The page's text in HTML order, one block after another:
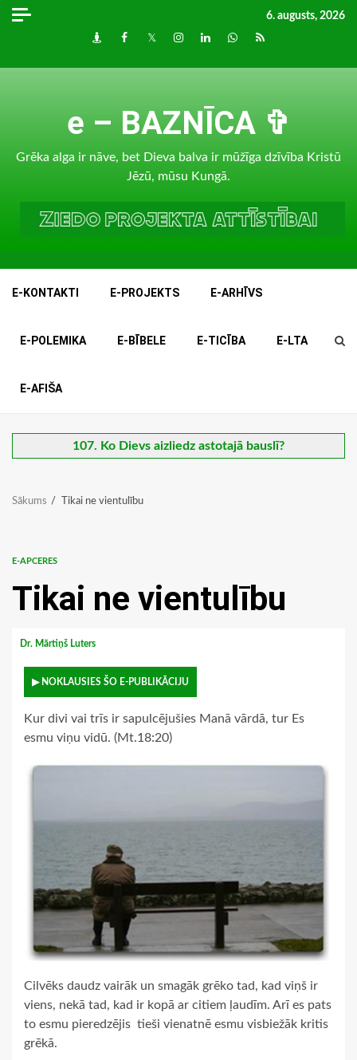
Skip
6. augusts, 2026
DraugiemFacebook
TwitterInstagram
LinkedInwhatsapp
RSS
e – BAZNĪCA ✞
Grēka alga ir nāve, bet Dieva balva ir mūžīga dzīvība Kristū
Jēzū, mūsu Kungā.
E-KONTAKTI E-PROJEKTS E-ARHĪVS
E-POLEMIKA E-BĪBELE E-TICĪBA E-LTA
E-AFIŠA
107. Ko Dievs aizliedz astotajā bauslī?
Sākums Tikai ne vientulību
E-APCERES
Tikai ne vientulību
Dr. Mārtiņš Luters
▶ NOKLAUSIES ŠO E-PUBLIKĀCIJU
Kur divi vai trīs ir sapulcējušies Manā vārdā, tur Es
esmu viņu vidū. (Mt.18:20)
Cilvēks daudz vairāk un smagāk grēko tad, kad viņš ir
viens, nekā tad, kad ir kopā ar citiem ļaudīm. Arī es pats
to esmu pieredzējis ­ tieši vienatnē esmu visbiežāk kritis
grēkā.